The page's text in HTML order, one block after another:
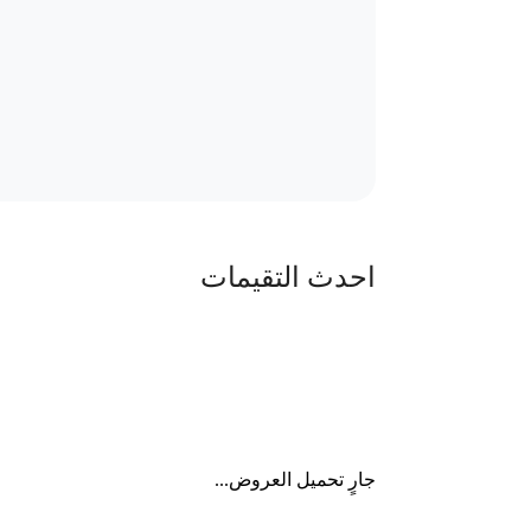
احدث التقيمات
جارٍ تحميل العروض...